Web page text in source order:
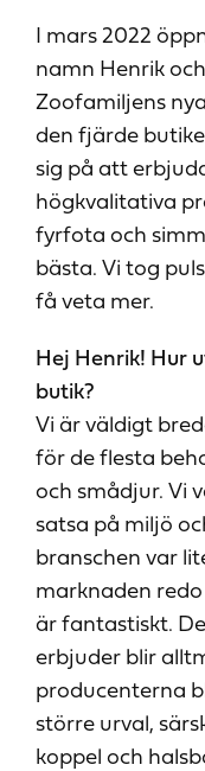
I mars 2022
namn Henrik
Zoofamiljens
den fjärde
sig på att
högkvalitativa
fyrfota och
bästa. Vi tog
få veta mer.
Hej Henrik! Hur
butik?
Vi är väldigt
för de flesta
och smådjur. Vi
satsa på miljö
branschen var
marknaden
är fantastiskt.
erbjuder blir
producenterna
större urval,
koppel och